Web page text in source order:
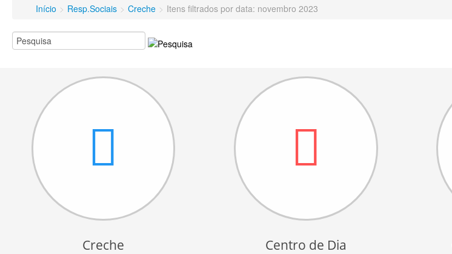
Início > Resp.Sociais > Creche > Itens filtrados por data: novembro 2023
Creche Centro de Dia